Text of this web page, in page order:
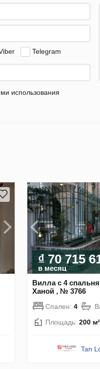
Telegram
использования
₫ 70 715
в месяц
Вилла с 4
Ханой , № 3766
Спален: 4
Площадь: 200 м²
Tan